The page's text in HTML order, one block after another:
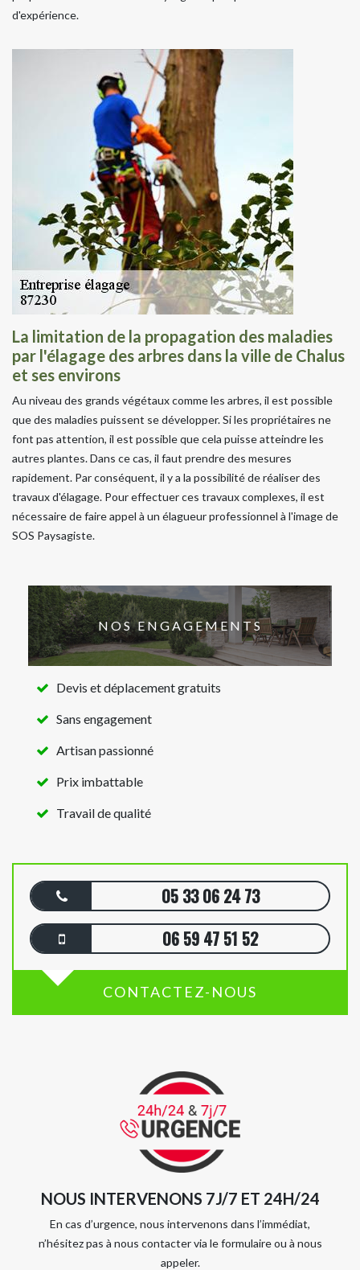
d'expérience.
La limitation de la propagation des maladies
par l'élagage des arbres dans la ville de Chalus
et ses environs
Au niveau des grands végétaux comme les arbres, il est possible
que des maladies puissent se développer. Si les propriétaires ne
font pas attention, il est possible que cela puisse atteindre les
autres plantes. Dans ce cas, il faut prendre des mesures
rapidement. Par conséquent, il y a la possibilité de réaliser des
travaux d'élagage. Pour effectuer ces travaux complexes, il est
nécessaire de faire appel à un élagueur professionnel à l'image de
SOS Paysagiste.
NOS ENGAGEMENTS
Devis et déplacement gratuits
Sans engagement
Artisan passionné
Prix imbattable
Travail de qualité
05 33 06 24 73
06 59 47 51 52
CONTACTEZ-NOUS
NOUS INTERVENONS 7J/7 ET 24H/24
En cas d’urgence, nous intervenons dans l’immédiat,
n’hésitez pas à nous contacter via le formulaire ou à nous
appeler.